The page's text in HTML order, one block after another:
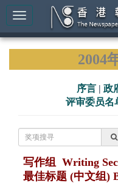
2004
序言 | 政
评审委员名
写作组 Writing
最佳标题 (中文组)